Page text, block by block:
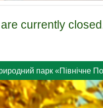
currently
парк «Північне